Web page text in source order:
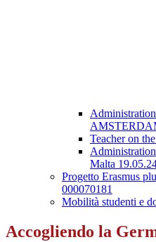
Teacher on
Malta
Progetto Erasmus
000070181
Mobilità studenti e
Accogliendo la